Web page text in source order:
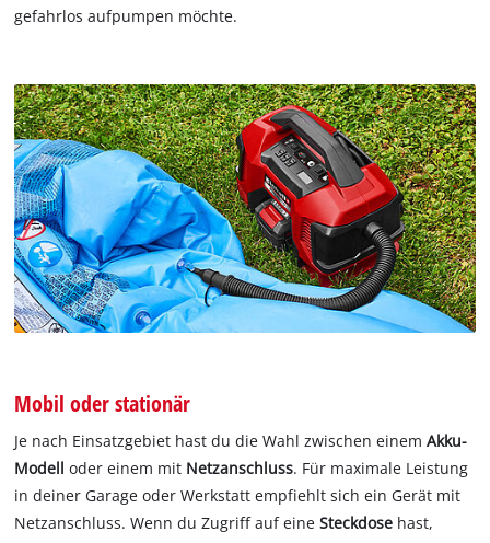
gefahrlos aufpumpen möchte.
Mobil oder stationär
Je nach Einsatzgebiet hast du die Wahl zwischen einemAkku-
Modell oder einem mit Netzanschluss. Für maximale Leistung
in deiner Garage oder Werkstatt empfiehlt sich ein Gerät mit
Netzanschluss. Wenn du Zugriff auf eineSteckdose hast,